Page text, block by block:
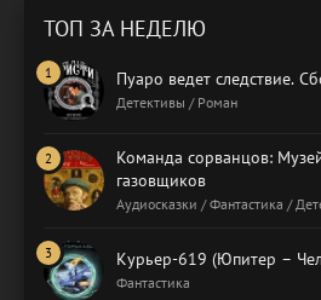
ТОП ЗА НЕДЕЛЮ
Пуаро ведет следствие.
Детективы / Роман
Команда сорванцов:
газовщиков
Аудиосказки / Фантастика /
Курьер-619 (Юпитер –
Фантастика